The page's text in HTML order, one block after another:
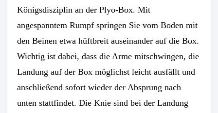
Königsdisziplin an der Plyo-Box. Mit
angespanntem Rumpf springen Sie vom Boden mit
den Beinen etwa hüftbreit auseinander auf die Box.
Wichtig ist dabei, dass die Arme mitschwingen, die
Landung auf der Box möglichst leicht ausfällt und
anschließend sofort wieder der Absprung nach
unten stattfindet. Die Knie sind bei der Landung